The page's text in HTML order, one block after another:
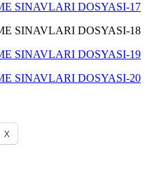
SINAVLARI DOSYASI-17
SINAVLARI DOSYASI-18
SINAVLARI DOSYASI-19
SINAVLARI DOSYASI-20
X